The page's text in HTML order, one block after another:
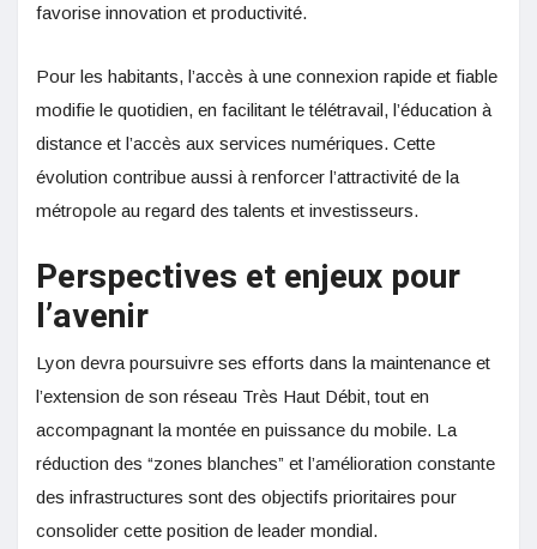
favorise innovation et productivité.
Pour les habitants, l’accès à une connexion rapide et fiable
modifie le quotidien, en facilitant le télétravail, l’éducation à
distance et l’accès aux services numériques. Cette
évolution contribue aussi à renforcer l’attractivité de la
métropole au regard des talents et investisseurs.
Perspectives et enjeux pour
l’avenir
Lyon devra poursuivre ses efforts dans la maintenance et
l’extension de son réseau Très Haut Débit, tout en
accompagnant la montée en puissance du mobile. La
réduction des “zones blanches” et l’amélioration constante
des infrastructures sont des objectifs prioritaires pour
consolider cette position de leader mondial.